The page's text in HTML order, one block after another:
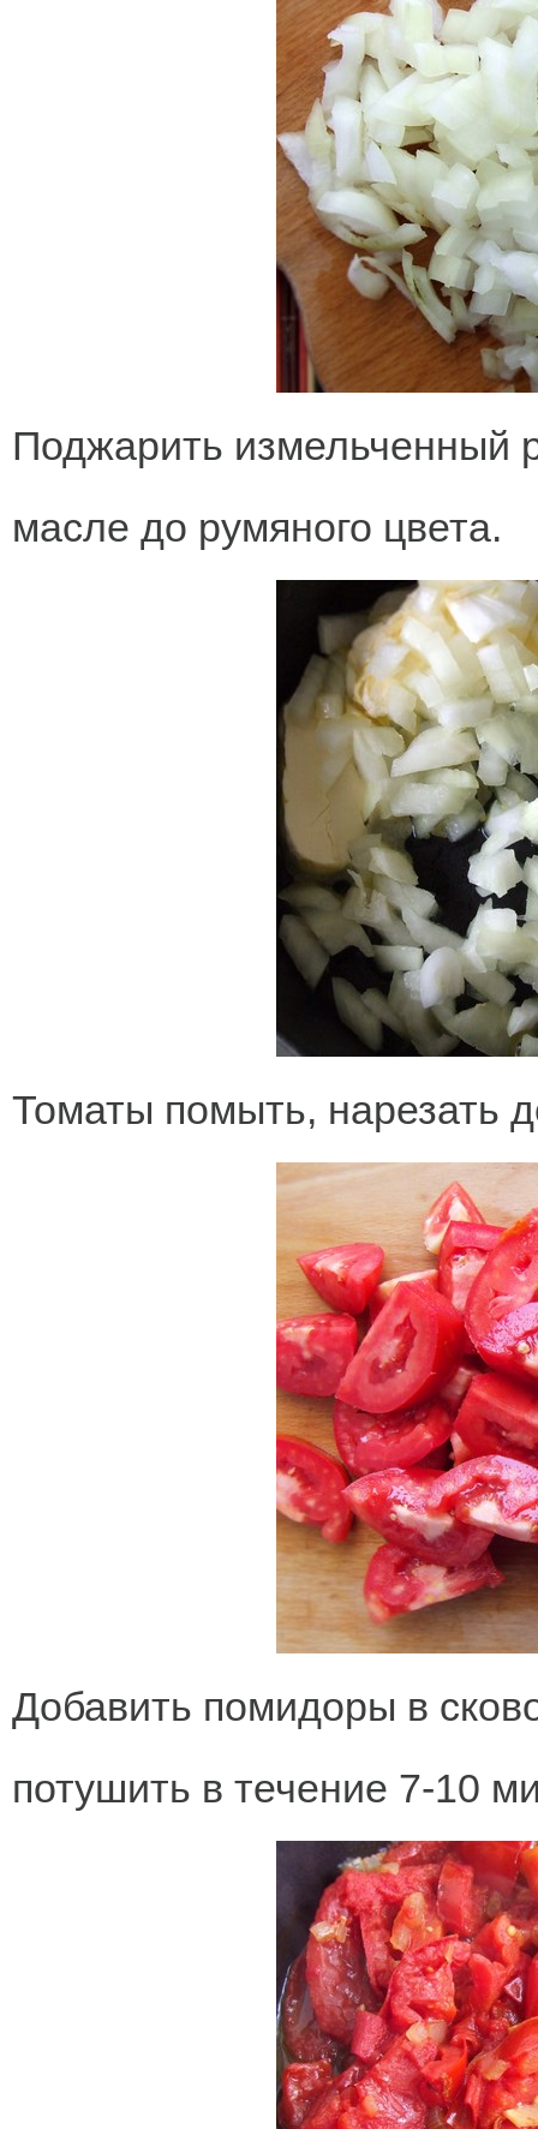
Поджарить измельченный
масле до румяного цвета.
Томаты помыть, нарезать
Добавить помидоры в
потушить в течение 7-10